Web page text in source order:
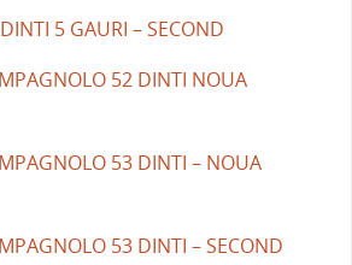
5 GAURI – SECOND
52 DINTI NOUA
53 DINTI – NOUA
53 DINTI – SECOND